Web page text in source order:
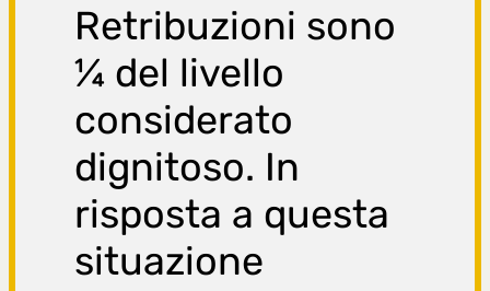
Retribuzioni sono
¼ del livello
considerato
dignitoso. In
risposta a questa
situazione